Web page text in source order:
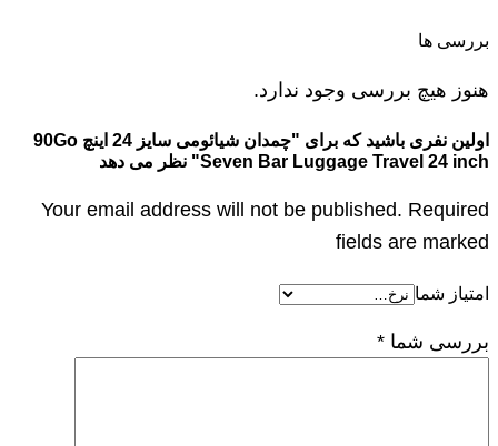
بررسی ها
هنوز هیچ بررسی وجود ندارد.
اولین نفری باشید که برای "چمدان شیائومی سایز 24 اینچ 90Go
Seven Bar Luggage Travel 24 inch" نظر می دهد
Your email address will not be published. Required
fields are marked
امتیاز شما
بررسی شما *